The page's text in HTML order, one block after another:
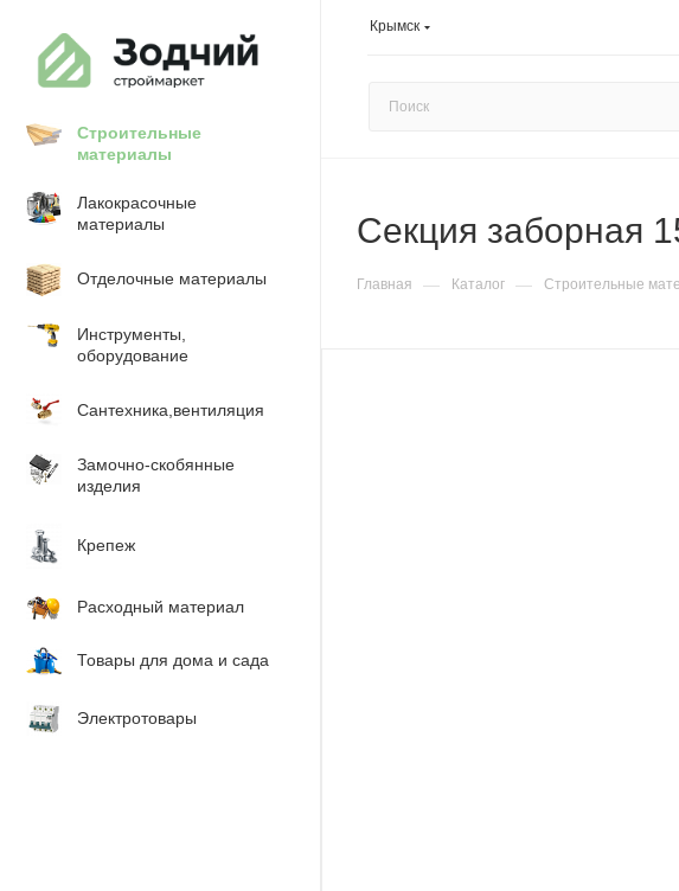
Крымск
Строительные
материалы
Лакокрасочные
материалы
Отделочные материалы
Инструменты,
оборудование
Сантехника,вентиляция
Замочно-скобянные
изделия
Крепеж
Расходный материал
Товары для дома и сада
Электротовары
Секция заборная
Главная — Каталог — Строительные